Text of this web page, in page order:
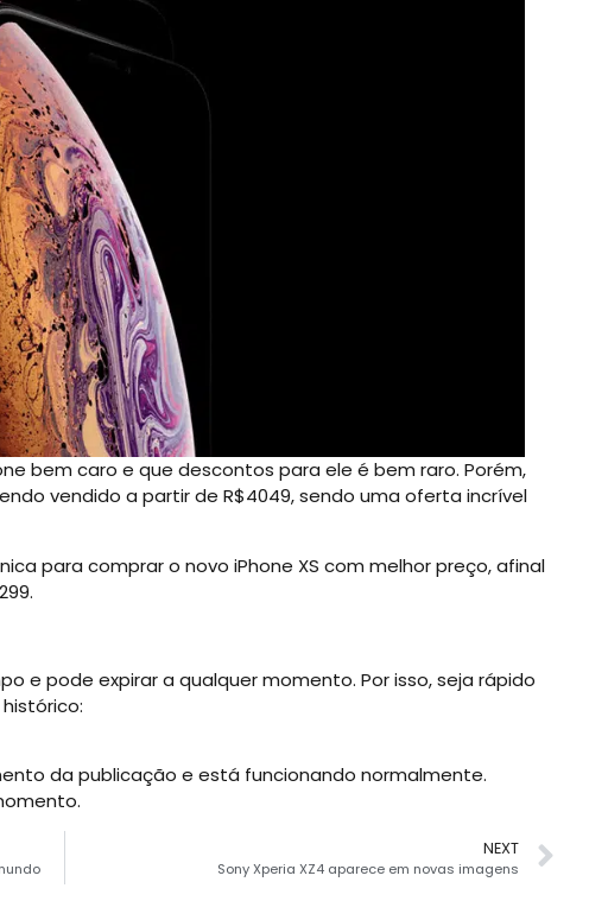
bem caro e que descontos para ele é bem raro. Porém,
vendido a partir de R$4049, sendo uma oferta incrível
para comprar o novo iPhone XS com melhor preço, afinal
e pode expirar a qualquer momento. Por isso, seja rápido
da publicação e está funcionando normalmente.
NEXT
Sony Xperia XZ4 aparece em novas imagens